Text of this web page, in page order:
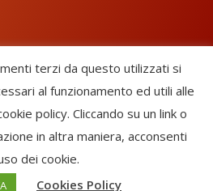
Federation - APS Ente Terzo
(Marchio Registrato codice:
by Kriesi
terzi da questo utilizzati si
al funzionamento ed utili alle
policy. Cliccando su un link o
in altra maniera, acconsenti
dei cookie.
Cookies Policy